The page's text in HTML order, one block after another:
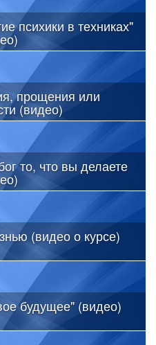
психики в техниках"
прощения или
(видео)
то, что вы делаете
(видео о курсе)
будущее" (видео)